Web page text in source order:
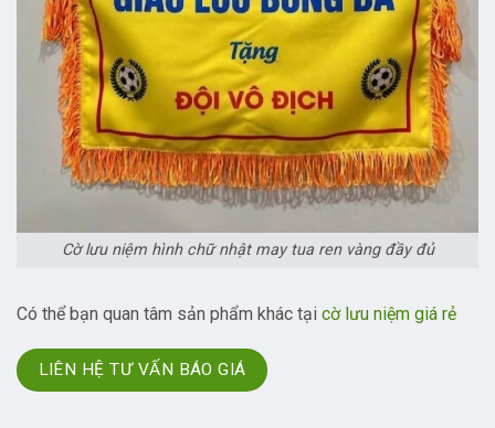
Cờ lưu niệm hình chữ nhật may tua ren vàng đầy đủ
Có thể bạn quan tâm sản phẩm khác tại cờ lưu niệm giá rẻ
LIÊN HỆ TƯ VẤN BÁO GIÁ